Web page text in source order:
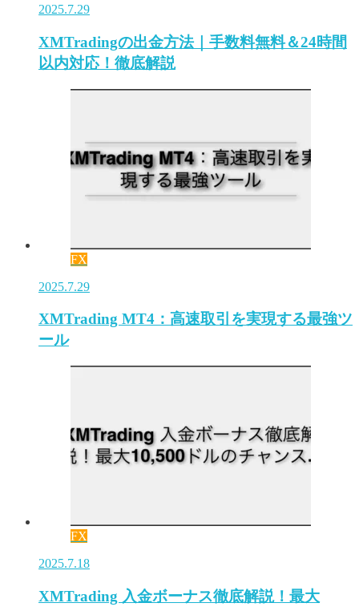
2025.7.29
XMTradingの出金方法｜手数料無料＆24時間
以内対応！徹底解説
FX
2025.7.29
XMTrading MT4：高速取引を実現する最強ツ
ール
FX
2025.7.18
XMTrading 入金ボーナス徹底解説！最大